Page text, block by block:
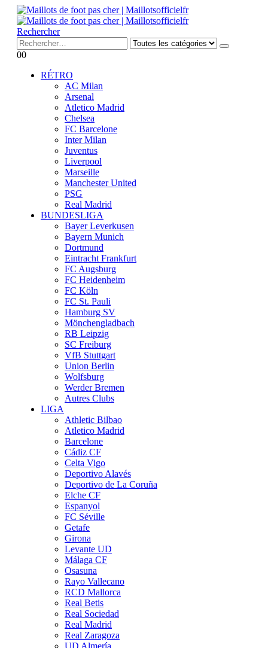
Rechercher
00
RÉTRO
AC Milan
Arsenal
Atletico Madrid
Chelsea
FC Barcelone
Inter Milan
Juventus
Liverpool
Marseille
Manchester United
PSG
Real Madrid
BUNDESLIGA
Bayer Leverkusen
Bayern Munich
Dortmund
Eintracht Frankfurt
FC Augsburg
FC Heidenheim
FC Köln
FC St. Pauli
Hamburg SV
Mönchengladbach
RB Leipzig
SC Freiburg
VfB Stuttgart
Union Berlin
Wolfsburg
Werder Bremen
Autres Clubs
LIGA
Athletic Bilbao
Atletico Madrid
Barcelone
Cádiz CF
Celta Vigo
Deportivo Alavés
Deportivo de La Coruña
Elche CF
Espanyol
FC Séville
Getafe
Girona
Levante UD
Málaga CF
Osasuna
Rayo Vallecano
RCD Mallorca
Real Betis
Real Sociedad
Real Madrid
Real Zaragoza
UD Almería